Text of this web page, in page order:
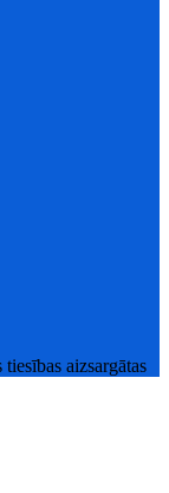
aizsargātas